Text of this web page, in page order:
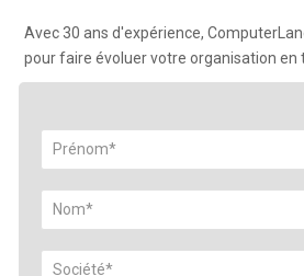
Avec 30 ans d'expérience,
pour faire évoluer votre organisation en